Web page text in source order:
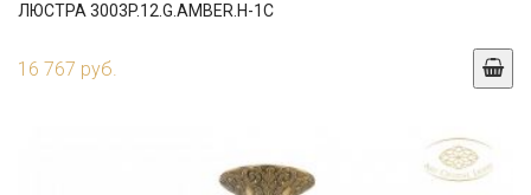
ЛЮСТРА 3003P.12.G.AMBER.H-1C
16 767 руб.